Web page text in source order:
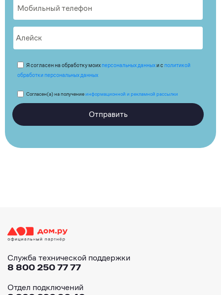
Я согласен на обработку моих персональных данныхи с политикой
обработки персональных данных
Согласен(а) на получениеинформационной и рекламной рассылки
Отправить
Служба технической поддержки
8 800 250 77 77
Отдел подключений